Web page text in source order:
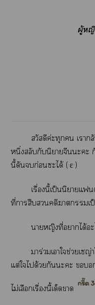
ผู้หญิ
สวัสดีค่ะทุก เาก
หนึ่งสลับกับนิยายจีนะะ กั
นี้ดันก่อนะได้ (·ε·)
เรื่องนี้เป็นนิยายแ
ที่าสืบคดีาเ
าหญิงที่าได้
มาร่วมเาใช่วยเ
แต่ใได้วยกันะะ
ไม่เลือกเรื่องนี้เด็ดา